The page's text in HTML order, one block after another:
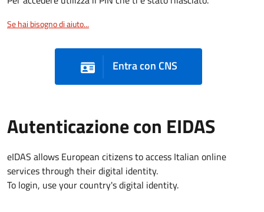
Se hai bisogno di aiuto...
Entra con CNS
Autenticazione con EIDAS
eIDAS allows European citizens to access Italian online
services through their digital identity.
To login, use your country's digital identity.